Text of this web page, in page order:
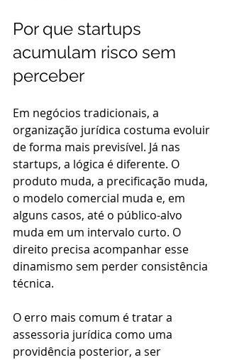
Por que startups
acumulam risco sem
perceber
Em negócios tradicionais, a
organização jurídica costuma evoluir
de forma mais previsível. Já nas
startups, a lógica é diferente. O
produto muda, a precificação muda,
o modelo comercial muda e, em
alguns casos, até o público-alvo
muda em um intervalo curto. O
direito precisa acompanhar esse
dinamismo sem perder consistência
técnica.
O erro mais comum é tratar a
assessoria jurídica como uma
providência posterior, a ser